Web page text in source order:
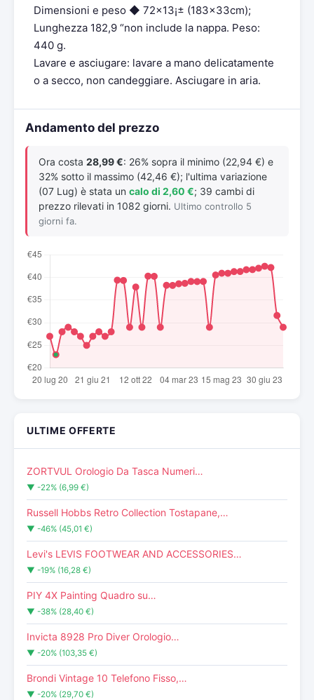
Dimensioni e peso ◆ 72×13¡± (183x33cm);
Lunghezza 182,9 “non include la nappa. Peso:
440 g.
Lavare e asciugare: lavare a mano delicatamente
o a secco, non candeggiare. Asciugare in aria.
Andamento del prezzo
Ora costa 28,99 €: 26% sopra il minimo (22,94 €) e
32% sotto il massimo (42,46 €); l'ultima variazione
(07 Lug) è stata un calo di 2,60 €; 39 cambi di
prezzo rilevati in 1082 giorni. Ultimo controllo 5
giorni fa.
ULTIME OFFERTE
ZORTVUL Orologio Da Tasca Numeri…
▼ -22% (6,99 €)
Russell Hobbs Retro Collection Tostapane,…
▼ -46% (45,01 €)
Levi's LEVIS FOOTWEAR AND ACCESSORIES…
▼ -19% (16,28 €)
PIY 4X Painting Quadro su…
▼ -38% (28,40 €)
Invicta 8928 Pro Diver Orologio…
▼ -20% (103,35 €)
Brondi Vintage 10 Telefono Fisso,…
▼ -20% (29,70 €)